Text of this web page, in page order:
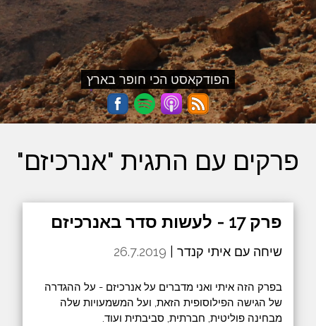
הפודקאסט הכי חופר בארץ
פרקים עם התגית "אנרכיזם"
פרק 17 - לעשות סדר באנרכיזם
שיחה עם איתי קנדר | 26.7.2019
בפרק הזה איתי ואני מדברים על אנרכיזם - על ההגדרה
של הגישה הפילוסופית הזאת, ועל המשמעויות שלה
מבחינה פוליטית, חברתית, סביבתית ועוד.